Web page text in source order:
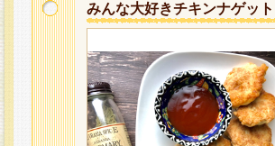
みんな大好きチキンナゲット